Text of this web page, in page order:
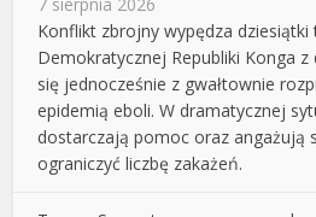
7 sierpnia 2026
Konflikt zbrojny wypędza
Demokratycznej Republiki Konga
się jednocześnie z gwałtownie
epidemią eboli. W dramatycznej
dostarczają pomoc oraz angażują
ograniczyć liczbę zakażeń.